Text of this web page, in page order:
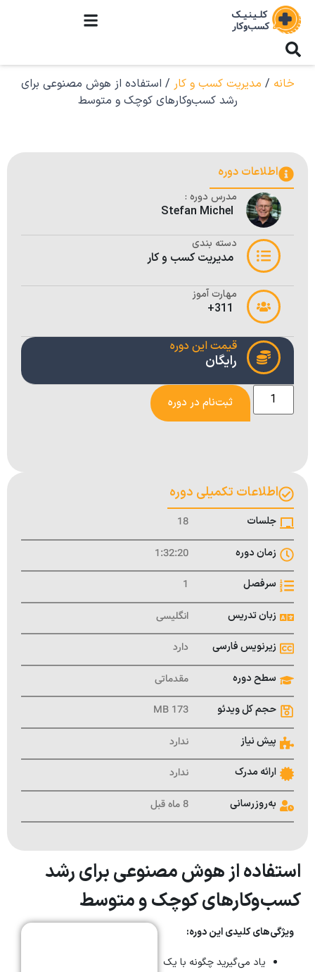
خانه / مدیریت کسب و کار / استفاده از هوش مصنوعی برای
رشد کسب‌وکارهای کوچک و متوسط
اطلاعات دوره
مدرس دوره :
Stefan Michel
دسته بندی
مدیریت کسب و کار
مهارت آموز
311+
قیمت این دوره
رایگان
ثبت‌نام در دوره
اطلاعات تکمیلی دوره
جلسات 18
زمان دوره 1:32:20
سرفصل 1
زبان تدریس انگلیسی
زیرنویس فارسی دارد
سطح دوره مقدماتی
حجم کل ویدئو 173 MB
پیش نیاز ندارد
ارائه مدرک ندارد
به‌روزرسانی 8 ماه قبل
استفاده از هوش مصنوعی برای رشد
کسب‌وکارهای کوچک و متوسط
ویژگی‌های کلیدی این دوره:
یاد می‌گیرید چگونه با یک